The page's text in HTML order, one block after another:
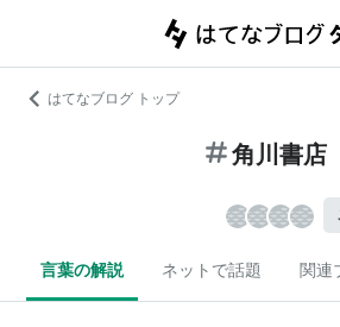
はてなブログ トップ
角川書店
言葉の解説 ネットで話題 関連